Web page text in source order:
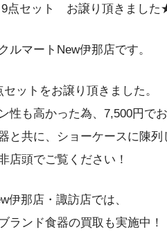
点セット お譲り頂きました
ルマートNew伊那店です。
ットをお譲り頂きました。
性も高かった為、7,500円で
と共に、ショーケースに陳列
店頭でご覧ください！
伊那店・諏訪店では、
ランド食器の買取も実施中！